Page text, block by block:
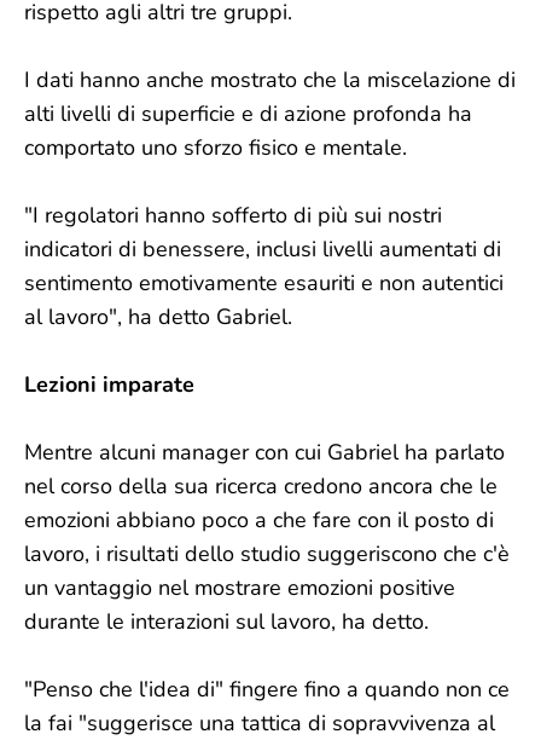
rispetto agli altri tre gruppi.
I dati hanno anche mostrato che la miscelazione di
alti livelli di superficie e di azione profonda ha
comportato uno sforzo fisico e mentale.
"I regolatori hanno sofferto di più sui nostri
indicatori di benessere, inclusi livelli aumentati di
sentimento emotivamente esauriti e non autentici
al lavoro", ha detto Gabriel.
Lezioni imparate
Mentre alcuni manager con cui Gabriel ha parlato
nel corso della sua ricerca credono ancora che le
emozioni abbiano poco a che fare con il posto di
lavoro, i risultati dello studio suggeriscono che c'è
un vantaggio nel mostrare emozioni positive
durante le interazioni sul lavoro, ha detto.
"Penso che l'idea di" fingere fino a quando non ce
la fai "suggerisce una tattica di sopravvivenza al